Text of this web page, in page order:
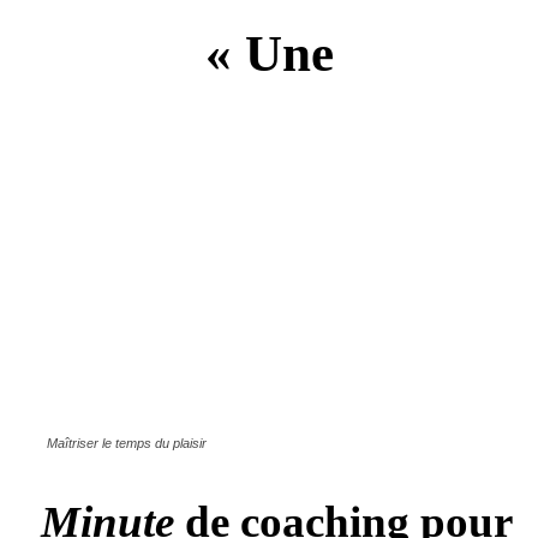
« Une
Maîtriser le temps du plaisir
Minutede coaching pour